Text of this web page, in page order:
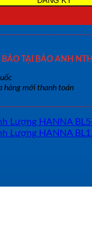
TẠI BẢO ANH NTH
hàng mới thanh toán